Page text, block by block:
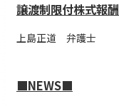
譲渡制限付株式報酬
上島正道 弁護士
■NEWS■